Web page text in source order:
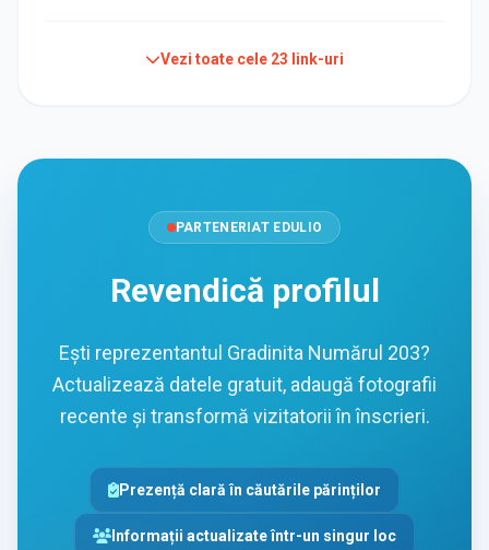
Vezi toate cele 23 link-uri
PARTENERIAT EDULIO
Revendică profilul
Ești reprezentantul Gradinita Numărul 203?
Actualizează datele gratuit, adaugă fotografii
recente și transformă vizitatorii în înscrieri.
Prezență clară în căutările părinților
Informații actualizate într-un singur loc